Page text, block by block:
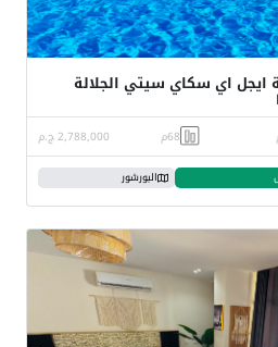
في مرحلة ايجل اي سكاي سيتي الجلالة
68م 2,788,000 ج.م
البورشور